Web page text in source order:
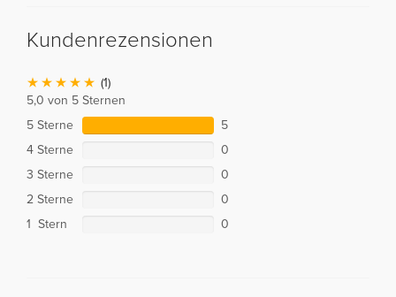
Kundenrezensionen
(1)
5,0 von 5 Sternen
5 Sterne
5
4 Sterne
0
3 Sterne
0
2 Sterne
0
1 Stern
0